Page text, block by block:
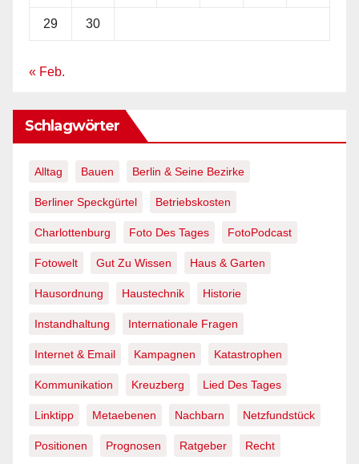
29 30
« Feb.
Schlagwörter
Alltag Bauen Berlin & Seine Bezirke
Berliner Speckgürtel Betriebskosten
Charlottenburg Foto Des Tages FotoPodcast
Fotowelt Gut Zu Wissen Haus & Garten
Hausordnung Haustechnik Historie
Instandhaltung Internationale Fragen
Internet & Email Kampagnen Katastrophen
Kommunikation Kreuzberg Lied Des Tages
Linktipp Metaebenen Nachbarn Netzfundstück
Positionen Prognosen Ratgeber Recht